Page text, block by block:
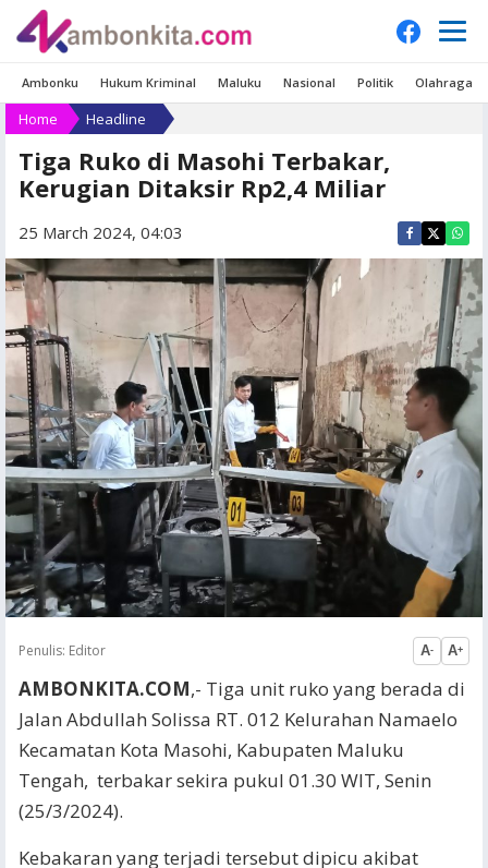
Ambonku Hukum Kriminal Maluku Nasional Politik Olahraga
Home Headline
Tiga Ruko di Masohi Terbakar,
Kerugian Ditaksir Rp2,4 Miliar
25 March 2024, 04:03
Penulis: Editor A- A+
AMBONKITA.COM,- Tiga unit ruko yang berada di
Jalan Abdullah Solissa RT. 012 Kelurahan Namaelo
Kecamatan Kota Masohi, Kabupaten Maluku
Tengah, terbakar sekira pukul 01.30 WIT, Senin
(25/3/2024).
Kebakaran yang terjadi tersebut dipicu akibat